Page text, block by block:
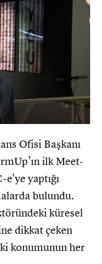
Ofisi Başkanı
ilk Meet-
yaptığı
bulundu.
küresel
dikkat çeken
konumunun her